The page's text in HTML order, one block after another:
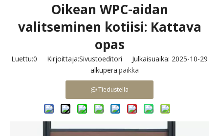
Oikean WPC-aidan
valitseminen kotiisi: Kattava
opas
Luettu:0 Kirjoittaja:Sivustoeditori Julkaisuaika: 2025-10-29
alkuperä:paikka
Tiedustella